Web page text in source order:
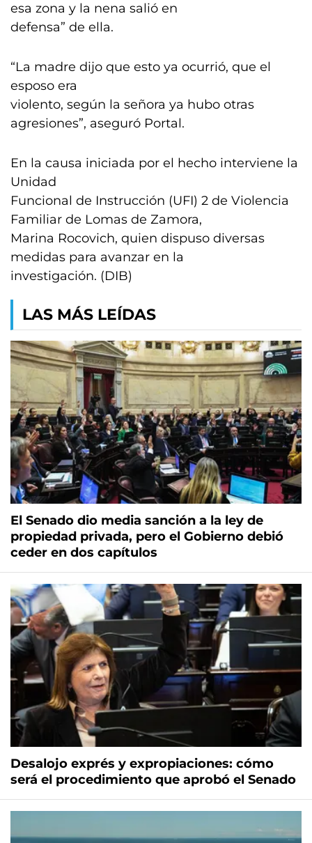
esa zona y la nena salió en
defensa” de ella.
“La madre dijo que esto ya ocurrió, que el
esposo era
violento, según la señora ya hubo otras
agresiones”, aseguró Portal.
En la causa iniciada por el hecho interviene la
Unidad
Funcional de Instrucción (UFI) 2 de Violencia
Familiar de Lomas de Zamora,
Marina Rocovich, quien dispuso diversas
medidas para avanzar en la
investigación. (DIB)
LAS MÁS LEÍDAS
El Senado dio media sanción a la ley de
propiedad privada, pero el Gobierno debió
ceder en dos capítulos
Desalojo exprés y expropiaciones: cómo
será el procedimiento que aprobó el Senado